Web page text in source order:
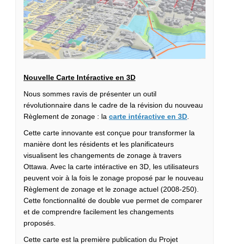
Nouvelle Carte Intéractive en 3D
Nous sommes ravis de présenter un outil
révolutionnaire dans le cadre de la révision du nouveau
Règlement de zonage : la carte intéractive en 3D(Liens
Cette carte innovante est conçue pour transformer la
manière dont les résidents et les planificateurs
visualisent les changements de zonage à travers
Ottawa. Avec la carte intéractive en 3D, les utilisateurs
peuvent voir à la fois le zonage proposé par le nouveau
Règlement de zonage et le zonage actuel (2008-250).
Cette fonctionnalité de double vue permet de comparer
et de comprendre facilement les changements
proposés.
Cette carte est la première publication du Projet